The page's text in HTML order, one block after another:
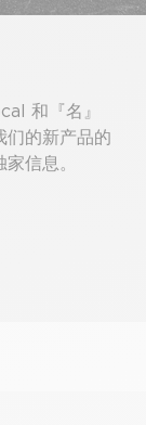
和『名』
们的新产品的
信息。